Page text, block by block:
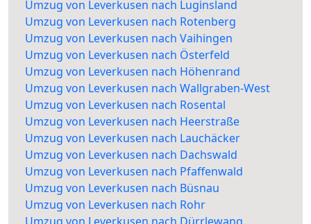
Umzug von Leverkusen nach Luginsland
Umzug von Leverkusen nach Rotenberg
Umzug von Leverkusen nach Vaihingen
Umzug von Leverkusen nach Österfeld
Umzug von Leverkusen nach Höhenrand
Umzug von Leverkusen nach Wallgraben-West
Umzug von Leverkusen nach Rosental
Umzug von Leverkusen nach Heerstraße
Umzug von Leverkusen nach Lauchäcker
Umzug von Leverkusen nach Dachswald
Umzug von Leverkusen nach Pfaffenwald
Umzug von Leverkusen nach Büsnau
Umzug von Leverkusen nach Rohr